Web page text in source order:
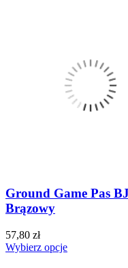
Ground Game Pas
Brązowy
57,80 zł
Wybierz opcje